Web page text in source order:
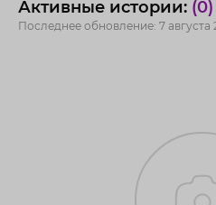
Активные истории: (0)
Последнее обновление: 7 августа